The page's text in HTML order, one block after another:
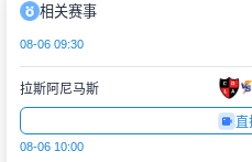
相关赛事
08-06 09:30
拉斯阿尼马斯
08-06 10:00